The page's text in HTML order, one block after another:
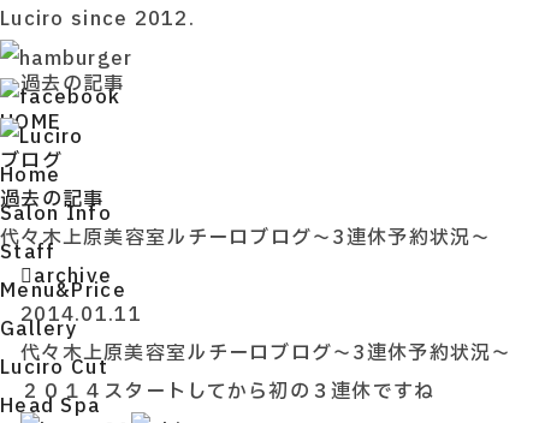
Luciro since 2012.
Home
Salon Info
Staff
Menu&Price
Gallery
Luciro Cut
Head Spa
過去の記事
HOME
ブログ
過去の記事
代々木上原美容室ルチーロブログ～3連休予約状況～
archive
2014.01.11
代々木上原美容室ルチーロブログ～3連休予約状況～
２０１４スタートしてから初の３連休ですね